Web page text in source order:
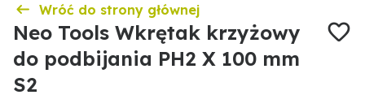
Wróć do strony głównej
Neo Tools Wkrętak krzyżowy
do podbijania PH2 X 100 mm
S2